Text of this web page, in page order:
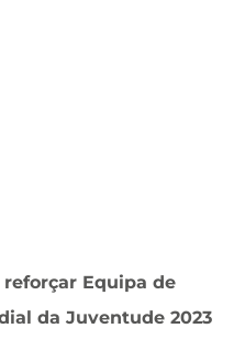
Equipa de
da Juventude 2023